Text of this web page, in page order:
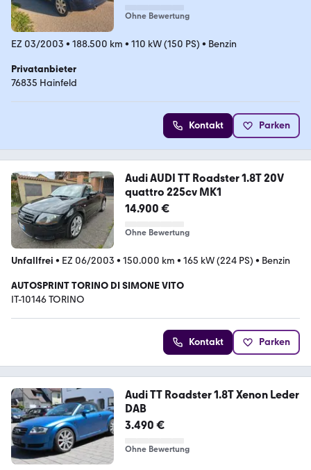
Ohne Bewertung
EZ 03/2003 • 188.500 km • 110 kW (150 PS) • Benzin
Privatanbieter
76835 Hainfeld
Kontakt Parken
Audi AUDI TT Roadster 1.8T 20V
quattro 225cv MK1
14.900 €
Ohne Bewertung
Unfallfrei • EZ 06/2003 • 150.000 km • 165 kW (224 PS) • Benzin
AUTOSPRINT TORINO DI SIMONE VITO
IT-10146 TORINO
Kontakt Parken
Audi TT Roadster 1.8T Xenon Leder
DAB
3.490 €
Ohne Bewertung